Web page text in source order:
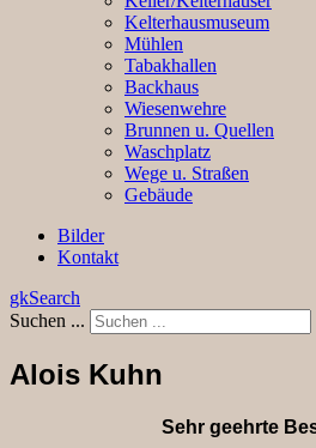
Kelterhausmuseum
Mühlen
Tabakhallen
Backhaus
Wiesenwehre
Brunnen u. Quellen
Waschplatz
Wege u. Straßen
Gebäude
Bilder
Kontakt
gkSearch
Suchen ...
Alois Kuhn
Sehr geehrte